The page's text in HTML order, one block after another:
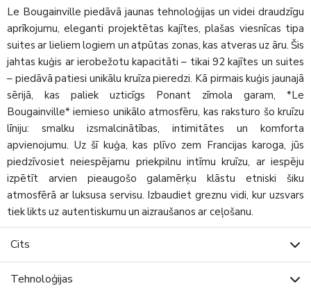
Le Bougainville piedāvā jaunas tehnoloģijas un videi draudzīgu
aprīkojumu, eleganti projektētas kajītes, plašas viesnīcas tipa
suites ar lieliem logiem un atpūtas zonas, kas atveras uz āru. Šis
jahtas kuģis ar ierobežotu kapacitāti – tikai 92 kajītes un suites
– piedāvā patiesi unikālu kruīza pieredzi. Kā pirmais kuģis jaunajā
sērijā, kas paliek uzticīgs Ponant zīmola garam, *Le
Bougainville* iemieso unikālo atmosfēru, kas raksturo šo kruīzu
līniju: smalku izsmalcinātības, intimitātes un komforta
apvienojumu. Uz šī kuģa, kas plīvo zem Francijas karoga, jūs
piedzīvosiet neiespējamu priekpilnu intīmu kruīzu, ar iespēju
izpētīt arvien pieaugošo galamērķu klāstu etniski šiku
atmosfērā ar luksusa servisu. Izbaudiet greznu vidi, kur uzsvars
tiek likts uz autentiskumu un aizraušanos ar ceļošanu.
Cits
Tehnoloģijas